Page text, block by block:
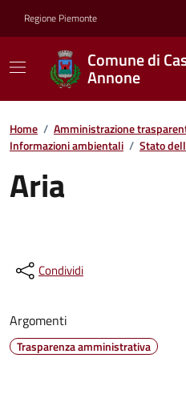
Regione Piemonte
Comune di
Annone
Home / Amministrazione
Informazioni ambientali / Stato
Aria
Condividi
Argomenti
Trasparenza amministrativa